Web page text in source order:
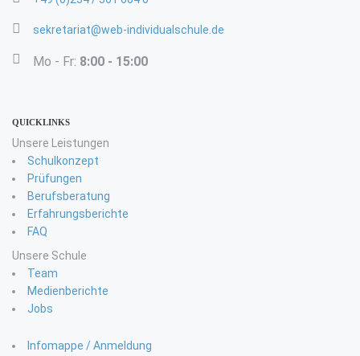
sekretariat@web-individualschule.de
Mo - Fr: 8:00 - 15:00
QUICKLINKS
Unsere Leistungen
Schulkonzept
Prüfungen
Berufsberatung
Erfahrungsberichte
FAQ
Unsere Schule
Team
Medienberichte
Jobs
Infomappe / Anmeldung